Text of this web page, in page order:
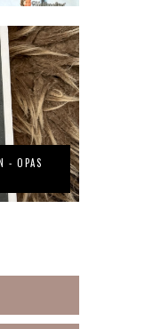
- OPAS